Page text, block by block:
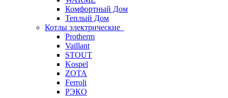
Комфортный Дом
Теплый Дом
Котлы электрические
Protherm
Vaillant
STOUT
Kospel
ZOTA
Ferroli
РЭКО